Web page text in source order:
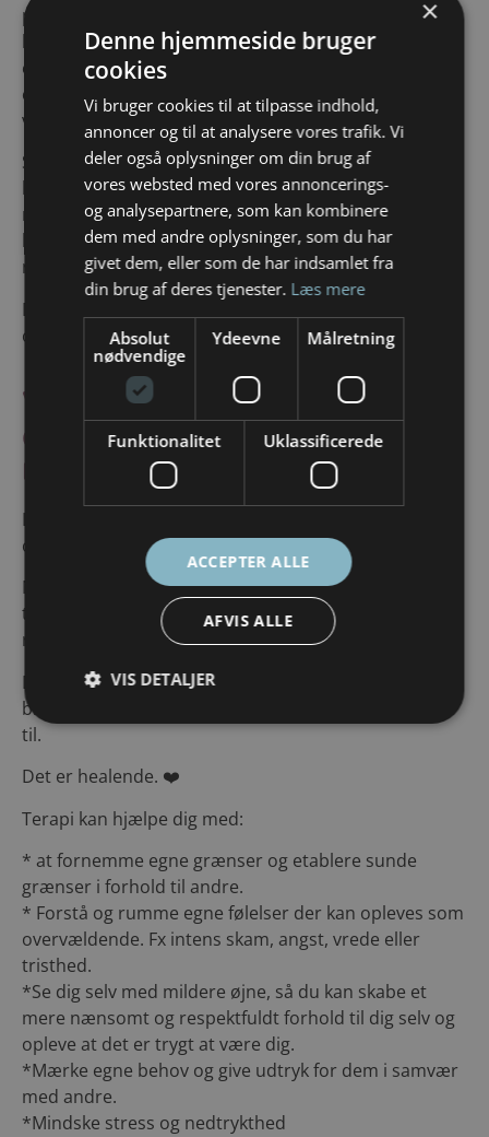
persons forsvarsmekanismer og nervesystem, der i
bund og grund siger: “Jeg er ikke her for at skade, jeg
er her for at skabe forbindelse!”, hvilket styrker deres
evne til at være åbne for at lytte og imødekomme
vores behov.
Så næste gang du føler utilfredshed og trangen til at
brokke dig, vil jeg invitere dig til at tage en pause,
regulere dit nervesystem, undersøge det uopfyldte
behov, og så kommunikere, når du er i ro og
nærværende. Omfavn din utilfredshed.
Der er et behov derunder, der bare venter på at blive
opfyldt.
Vil du gerne arbejde med
det der fylder i et trygt
rum?
Livet byder os ofte på prøvelser, der kan føles
overvældende.
Når du tager det første modige skridt til at søge
terapi, åbner du døren til at styrke din mentale
robusthed.
Det terapeutiske rum er det trygge rum, hvor du
bliver mødt, set, kigget på med kærlige øjne og lyttet
til.
Det er healende. ❤️
Terapi kan hjælpe dig med:
* at fornemme egne grænser og etablere sunde
grænser i forhold til andre.
* Forstå og rumme egne følelser der kan opleves som
overvældende. Fx intens skam, angst, vrede eller
tristhed.
*Se dig selv med mildere øjne, så du kan skabe et
mere nænsomt og respektfuldt forhold til dig selv og
opleve at det er trygt at være dig.
*Mærke egne behov og give udtryk for dem i samvær
med andre.
*Mindske stress og nedtrykthed
×
Denne hjemmeside bruger
cookies
Vi bruger cookies til at tilpasse indhold,
annoncer og til at analysere vores trafik. Vi
deler også oplysninger om din brug af
vores websted med vores annoncerings-
og analysepartnere, som kan kombinere
dem med andre oplysninger, som du har
givet dem, eller som de har indsamlet fra
din brug af deres tjenester. Læs mere
Absolut
nødvendige
Ydeevne Målretning
Funktionalitet Uklassificerede
ACCEPTER ALLE
AFVIS ALLE
VIS DETALJER